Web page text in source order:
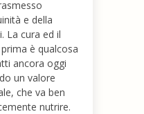
e della
La cura ed il
è qualcosa
ancora oggi
un valore
che va ben
nutrire.